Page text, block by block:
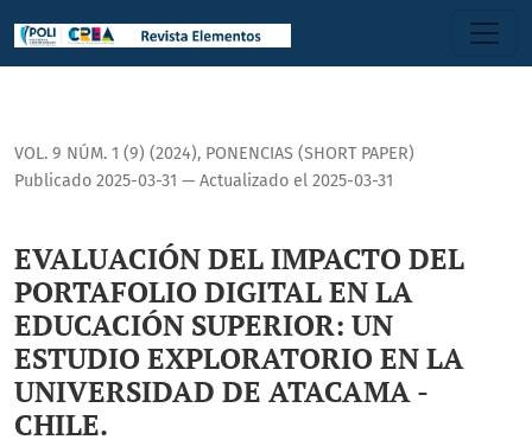
VOL. 9 NÚM. 1 (9) (2024), PONENCIAS (SHORT PAPER)
EVALUACIÓN DEL IMPACTO DEL
PORTAFOLIO DIGITAL EN LA
EDUCACIÓN SUPERIOR: UN
ESTUDIO EXPLORATORIO EN LA
UNIVERSIDAD DE ATACAMA -
CHILE.
Publicado 2025-03-31 — Actualizado el 2025-03-31